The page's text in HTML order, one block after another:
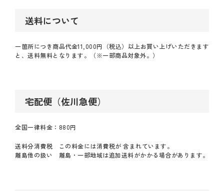
送料について
一箇所につき商品代金11,000円（税込）以上お買い上げいただきます
と、送料無料となります。（※一部商品対象外。）
宅配便（佐川急便）
全国一律料金：880円
送料分消費税 この料金には消費税が 含まれています。
離島他の扱い 離島・一部地域は追加送料がかかる場合があります。